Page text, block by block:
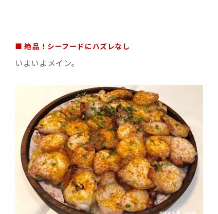
■ 絶品！シーフードにハズレなし
いよいよメイン。